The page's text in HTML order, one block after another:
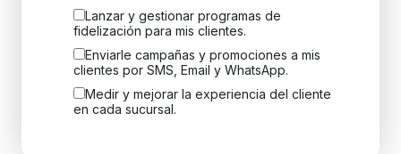
Lanzar y gestionar programas de
fidelización para mis clientes.
Enviarle campañas y promociones a mis
clientes por SMS, Email y WhatsApp.
Medir y mejorar la experiencia del cliente
en cada sucursal.